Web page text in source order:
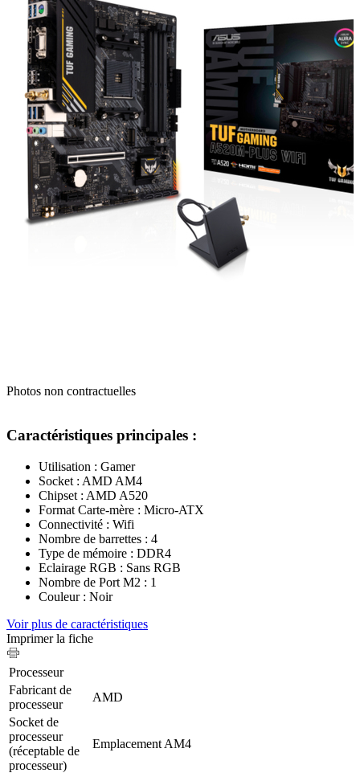
Photos non contractuelles
Caractéristiques principales :
Utilisation : Gamer
Socket : AMD AM4
Chipset : AMD A520
Format Carte-mère : Micro-ATX
Connectivité : Wifi
Nombre de barrettes : 4
Type de mémoire : DDR4
Eclairage RGB : Sans RGB
Nombre de Port M2 : 1
Couleur : Noir
Voir plus de caractéristiques
Imprimer la fiche
Processeur
Fabricant de
processeur
AMD
Socket de
processeur
(réceptable de
processeur)
Emplacement AM4